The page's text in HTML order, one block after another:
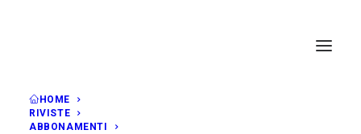
HOME
RIVISTE
ABBONAMENTI